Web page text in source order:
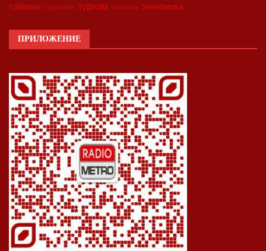
тайвань торговля туризм экология экономика
ПРИЛОЖЕНИЕ